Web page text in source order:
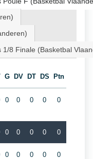
8 Finale (Basketbal
G DV DT DS Ptn
0 0 0 0 0
0 0 0 0 0
0 0 0 0 0